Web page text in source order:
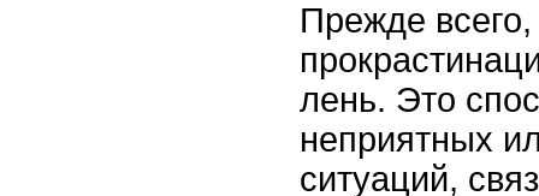
Прежде
лень. Это
неприятных
ситуаций,